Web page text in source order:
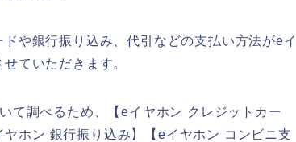
や銀行振り込み、代引などの支払い方法がeイ
ていただきます。
て調べるため、【eイヤホン クレジットカー
ホン 銀行振り込み】【eイヤホン コンビニ支